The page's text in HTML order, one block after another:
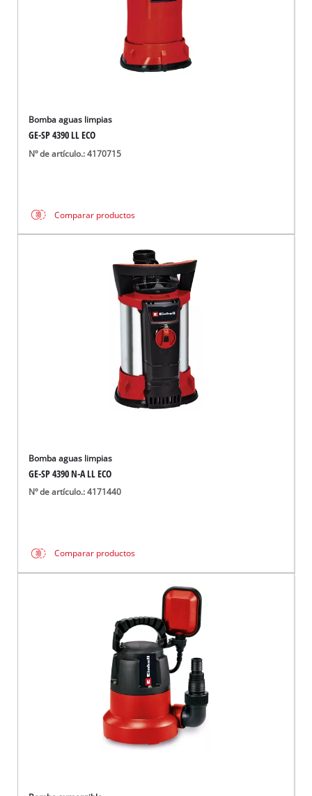
Bomba aguas limpias
GE-SP 4390 LL ECO
Nº de artículo.: 4170715
Comparar productos
Bomba aguas limpias
GE-SP 4390 N-A LL ECO
Nº de artículo.: 4171440
Comparar productos